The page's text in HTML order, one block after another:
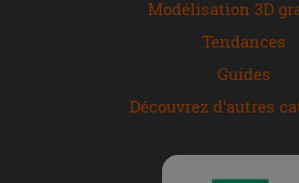
Modélisation 3D
Tendances
Guides
Découvrez d'autres